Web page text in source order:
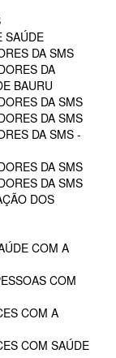
SAÚDE
DA SMS
DA
BAURU
DA SMS
DA SMS
DA SMS -
DA SMS
DA SMS
DOS
COM A
COM
COM A
COM SAÚDE